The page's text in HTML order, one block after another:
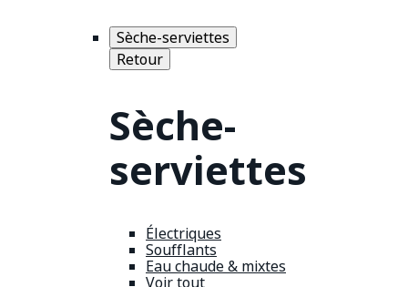
Sèche-serviettes
Retour
Sèche-
serviettes
Électriques
Soufflants
Eau chaude & mixtes
Voir tout